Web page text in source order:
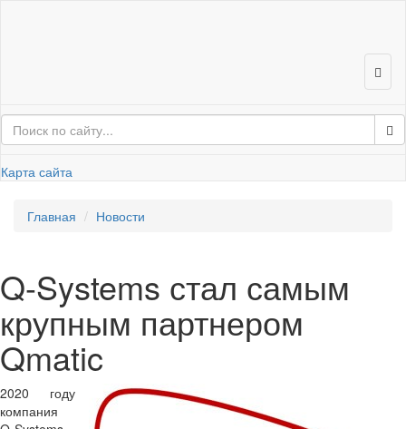
Карта сайта
Глав­ная Но­во­сти
Q-​Systems стал самым
круп­ным парт­не­ром
Qmatic
2020 году
ком­па­ния